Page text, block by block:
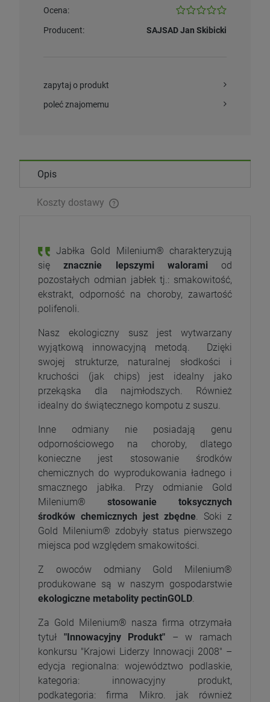
Ocena:
Producent: SAJSAD Jan Skibicki
zapytaj o produkt
poleć znajomemu
Opis
Koszty dostawy
Jabłka Gold Milenium® charakteryzują
sięznacznie lepszymi waloramiod
pozostałych odmian jabłek tj.: smakowitość,
ekstrakt, odporność na choroby, zawartość
polifenoli.
Nasz ekologiczny susz jest wytwarzany
wyjątkową innowacyjną metodą. Dzięki
swojej strukturze, naturalnej słodkości i
kruchości (jak chips) jest idealny jako
przekąska dla najmłodszych. Również
idealny do świątecznego kompotu z suszu.
Inne odmiany nie posiadają genu
odpornościowego na choroby, dlatego
konieczne jest stosowanie środków
chemicznych do wyprodukowania ładnego i
smacznego jabłka. Przy odmianie Gold
Milenium® stosowanie toksycznych
środków chemicznych jest zbędne. Soki z
Gold Milenium® zdobyły status pierwszego
miejsca pod względem smakowitości.
Z owoców odmiany Gold Milenium®
produkowane są w naszym gospodarstwie
ekologiczne metabolity pectinGOLD.
Za Gold Milenium® nasza firma otrzymała
tytuł "Innowacyjny Produkt" – w ramach
konkursu "Krajowi Liderzy Innowacji 2008" –
edycja regionalna: województwo podlaskie,
kategoria: innowacyjny produkt,
podkategoria: firma Mikro. jak również